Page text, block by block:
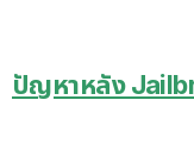
ปัญหาหลัง